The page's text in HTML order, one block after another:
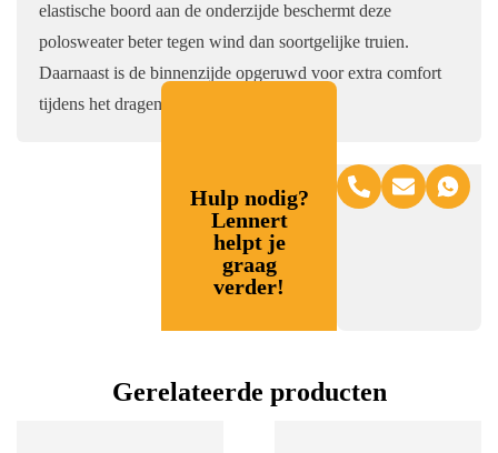
elastische boord aan de onderzijde beschermt deze
polosweater beter tegen wind dan soortgelijke truien.
Daarnaast is de binnenzijde opgeruwd voor extra comfort
tijdens het dragen.
Hulp nodig?
Lennert
helpt je
graag
verder!
Gerelateerde producten